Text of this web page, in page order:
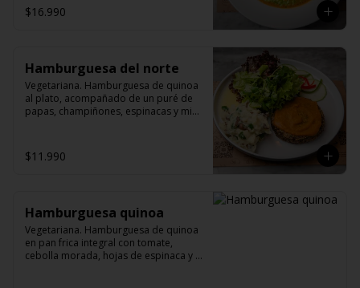
$16.990
Hamburguesa del norte
Vegetariana. Hamburguesa de quinoa
al plato, acompañado de un puré de
papas, champiñones, espinacas y mix
$11.990
Hamburguesa quinoa
Vegetariana. Hamburguesa de quinoa
en pan frica integral con tomate,
cebolla morada, hojas de espinaca y